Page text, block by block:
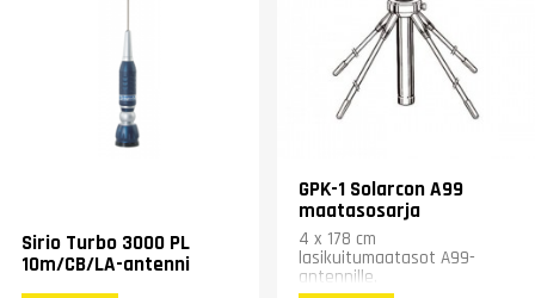
Sirio Turbo 3000 PL
10m/CB/LA-antenni
GPK-1 Solarcon A99
maatasosarja
4 x 178 cm
lasikuitumaatasot A99-
antennille.